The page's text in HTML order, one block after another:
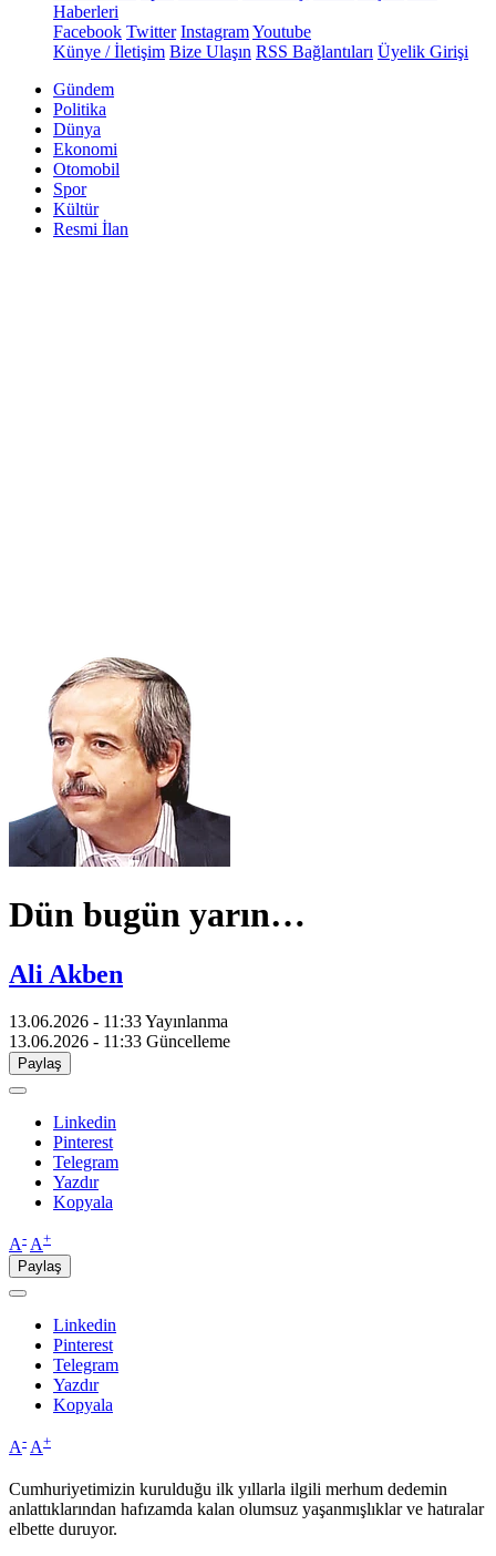
Haberleri
Facebook Twitter InstagramYoutube
Künye / İletişim Bize Ulaşın RSS Bağlantıları Üyelik Girişi
Gündem
Politika
Dünya
Ekonomi
Otomobil
Spor
Kültür
Resmi İlan
Dün bugün yarın…
Ali Akben
13.06.2026 - 11:33Yayınlanma
13.06.2026 - 11:33 Güncelleme
Paylaş
Linkedin
Pinterest
Telegram
Yazdır
Kopyala
A- A+
Paylaş
Linkedin
Pinterest
Telegram
Yazdır
Kopyala
A- A+
Cumhuriyetimizin kurulduğu ilk yıllarla ilgili merhum dedemin
anlattıklarından hafızamda kalan olumsuz yaşanmışlıklar ve hatıralar
elbette duruyor.